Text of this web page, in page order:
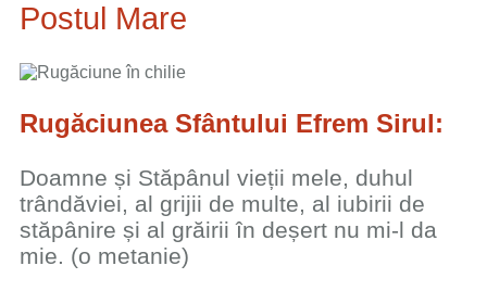
Postul Mare
Rugăciunea Sfântului Efrem Sirul:
Doamne și Stăpânul vieții mele, duhul
trândăviei, al grijii de multe, al iubirii de
stăpânire și al grăirii în deșert nu mi-l da
mie. (o metanie)